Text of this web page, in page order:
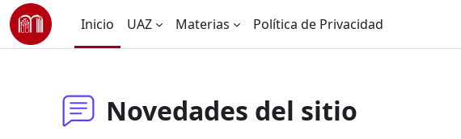
Saltar al contenido principal
Inicio
UAZ Materias Política de Privacidad
Novedades del sitio